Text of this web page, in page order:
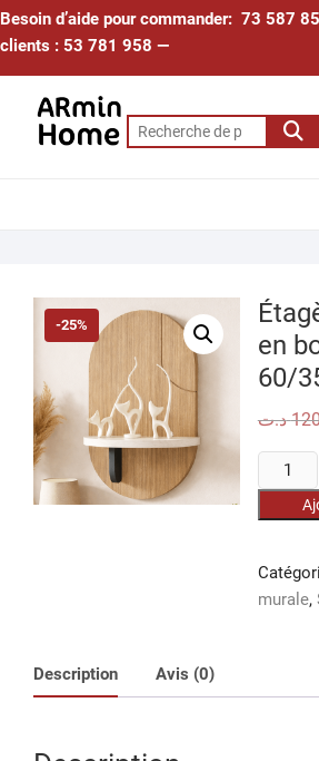
Skip
to
Besoin d’aide pour commander: 73 587
clients : 53 781 958 —
pour :
-25%
en
60/
د.ت
quantité
de
Étagère
en
bois
cm
murale,
Description Avis (0)